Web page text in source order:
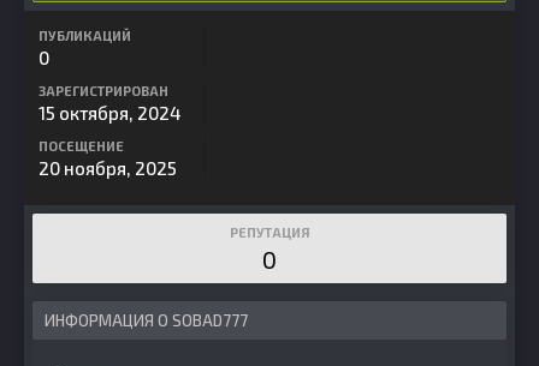
ПУБЛИКАЦИЙ
0
ЗАРЕГИСТРИРОВАН
15 октября, 2024
ПОСЕЩЕНИЕ
20 ноября, 2025
РЕПУТАЦИЯ
0
ИНФОРМАЦИЯ О SOBAD777